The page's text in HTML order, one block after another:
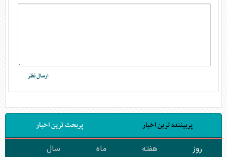
پربیننده ترین اخبار پربحث ترین اخبار
روز هفته ماه سال